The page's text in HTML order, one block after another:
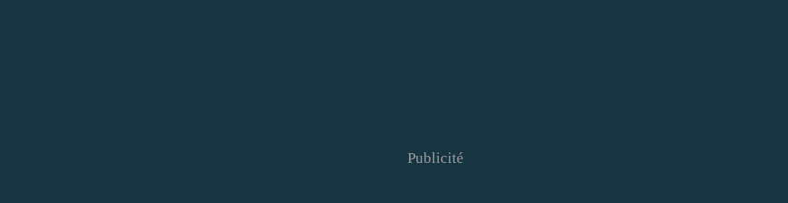
Publicité